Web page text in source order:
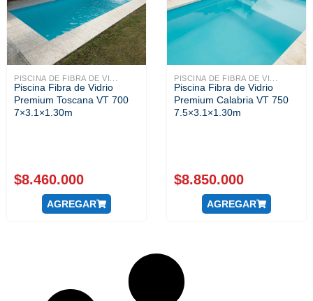
PISCINA DE FIBRA DE VI...
Piscina Fibra de Vidrio
Premium Toscana VT 700
7×3.1×1.30m
$8.460.000
AGREGAR
PISCINA DE FIBRA DE VI...
Piscina Fibra de Vidrio
Premium Calabria VT 750
7.5×3.1×1.30m
$8.850.000
AGREGAR